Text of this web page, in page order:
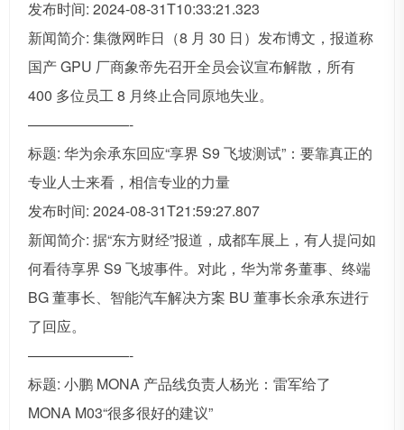
发布时间: 2024-08-31T10:33:21.323
新闻简介: 集微网昨日（8 月 30 日）发布博文，报道称
国产 GPU 厂商象帝先召开全员会议宣布解散，所有
400 多位员工 8 月终止合同原地失业。
———————-
标题: 华为余承东回应“享界 S9 飞坡测试”：要靠真正的
专业人士来看，相信专业的力量
发布时间: 2024-08-31T21:59:27.807
新闻简介: 据“东方财经”报道，成都车展上，有人提问如
何看待享界 S9 飞坡事件。对此，华为常务董事、终端
BG 董事长、智能汽车解决方案 BU 董事长余承东进行
了回应。
———————-
标题: 小鹏 MONA 产品线负责人杨光：雷军给了
MONA M03“很多很好的建议”